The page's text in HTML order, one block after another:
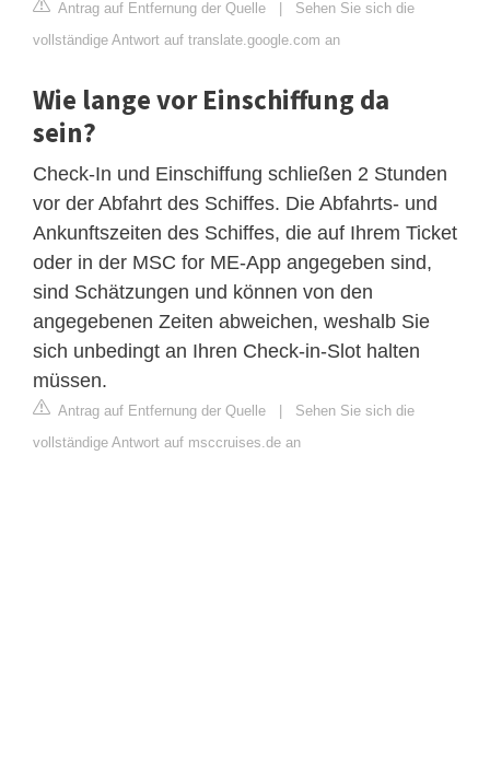
Antrag auf Entfernung der Quelle | Sehen Sie sich die
vollständige Antwort auf translate.google.com an
Wie lange vor Einschiffung da
sein?
Check-In und Einschiffung schließen 2 Stunden
vor der Abfahrt des Schiffes. Die Abfahrts- und
Ankunftszeiten des Schiffes, die auf Ihrem Ticket
oder in der MSC for ME-App angegeben sind,
sind Schätzungen und können von den
angegebenen Zeiten abweichen, weshalb Sie
sich unbedingt an Ihren Check-in-Slot halten
müssen.
Antrag auf Entfernung der Quelle | Sehen Sie sich die
vollständige Antwort auf msccruises.de an